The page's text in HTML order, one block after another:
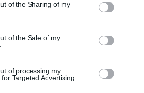
of the Sharing of my
of the Sale of my
of processing my
Targeted Advertising.
meghívót
Krónika
ügyvédje a romániai
telefonszámról érkezett